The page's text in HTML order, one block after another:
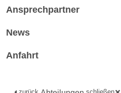
Ansprechpartner
News
Anfahrt